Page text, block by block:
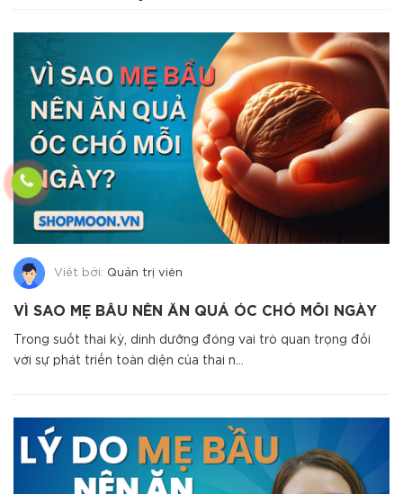
Viết bởi: Quản trị viên
VÌ SAO MẸ BẦU NÊN ĂN QUẢ ÓC CHÓ MỖI NGÀY
Trong suốt thai kỳ, dinh dưỡng đóng vai trò quan trọng đối
với sự phát triển toàn diện của thai n...